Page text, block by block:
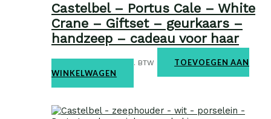
Castelbel – Portus Cale – White
Crane – Giftset – geurkaars –
handzeep – cadeau voor haar
Giftbox€52,95 incl. BTW
TOEVOEGEN AAN
WINKELWAGEN